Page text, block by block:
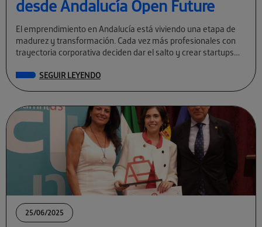
desde Andalucía Open Future
El emprendimiento en Andalucía está viviendo una etapa de
madurez y transformación. Cada vez más profesionales con
trayectoria corporativa deciden dar el salto y crear startups
SEGUIR LEYENDO
25/06/2025